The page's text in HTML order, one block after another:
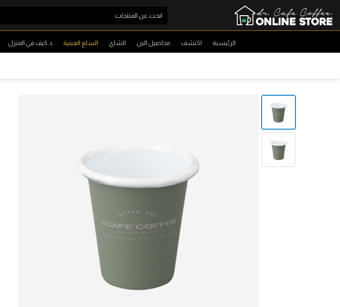
الرئيسية اكتشف محاصيل البن الشاي السلع العينية د.كيف في المنزل